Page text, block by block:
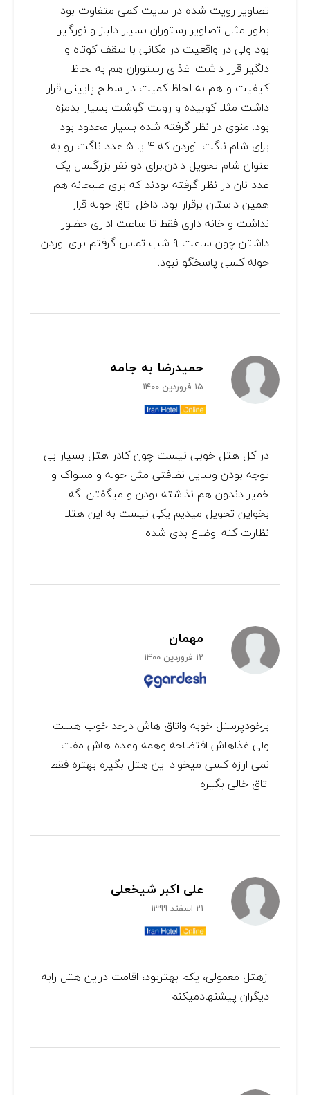
تصاویر رویت شده در سایت کمی متفاوت بود
بطور مثال تصاویر رستوران بسیار دلباز و نورگیر
بود ولی در واقعیت در مکانی با سقف کوتاه و
دلگیر قرار داشت. غذای رستوران هم به لحاظ
کیفیت و هم به لحاظ کمیت در سطح پایینی قرار
داشت مثلا کوبیده و رولت گوشت بسیار بدمزه
بود. منوی در نظر گرفته شده بسیار محدود بود ...
برای شام ناگت آوردن که ۴ یا ۵ عدد ناگت رو به
عنوان شام تحویل دادن.برای دو نفر بزرگسال یک
عدد نان در نظر گرفته بودند که برای صبحانه هم
همین داستان برقرار بود. داخل اتاق حوله قرار
نداشت و خانه داری فقط تا ساعت اداری حضور
داشتن چون ساعت ۹ شب تماس گرفتم برای اوردن
حوله کسی پاسخگو نبود.
حمیدرضا به جامه
15 فروردین 1400
در کل هتل خوبی نیست چون کادر هتل بسیار بی
توجه بودن وسایل نظافتی مثل حوله و مسواک و
خمیر دندون هم نذاشته بودن و میگفتن اگه
بخواین تحویل میدیم یکی نیست به این هتلا
نظارت کنه اوضاع بدی شده
مهمان
12 فروردین 1400
برخودپرسنل خوبه واتاق هاش درحد خوب هست
ولی غذاهاش افتضاحه وهمه وعده هاش مفت
نمی ارزه کسی میخواد این هتل بگیره بهتره فقط
اتاق خالی بگیره
علی اکبر شیخعلی
21 اسفند 1399
ازهتل معمولی، یکم بهتربود، اقامت دراین هتل رابه
دیگران پیشنهادمیکنم